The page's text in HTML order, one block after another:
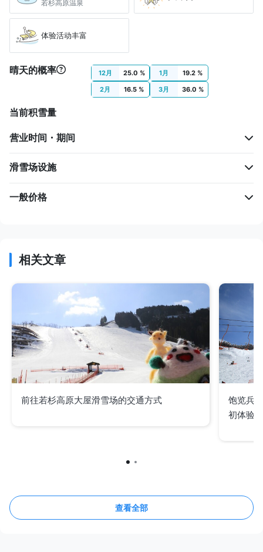
若杉高原温泉
体验活动丰富
晴天的概率 12月 25.0 % 1月
19.2 %
2月
16.5 % 3月 36.0 %
当前积雪量
营业时间・期间
滑雪场设施
一般价格
相关文章
前往若杉高原大屋滑雪场的交通方式
饱览兵
初体验
查看全部